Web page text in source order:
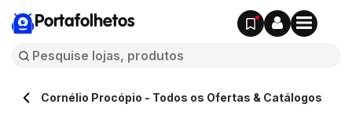
Portafolhetos
Cornélio Procópio - Todos os Ofertas & Catálogos